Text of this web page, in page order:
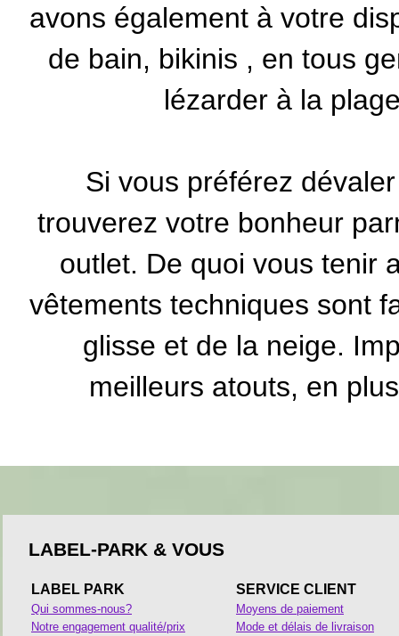
avons également à votre
de bain, bikinis , en tous
lézarder à la
Si vous préférez
trouverez votre bonheur
outlet. De quoi vous tenir
vêtements techniques sont
glisse et de la neige.
meilleurs atouts, en
LABEL-PARK & VOUS
LABEL PARK
Qui sommes-nous?
Notre engagement qualité/prix
SERVICE CLIENT
Moyens de paiement
Mode et délais de livraison